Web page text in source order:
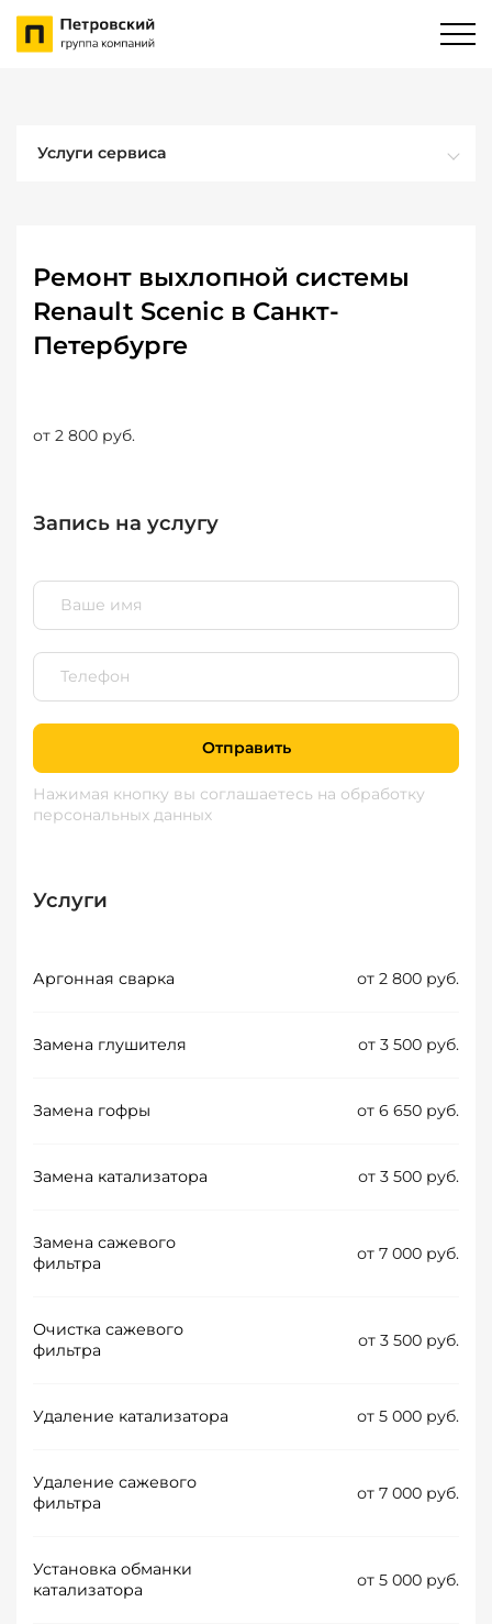
Услуги сервиса
Ремонт выхлопной системы
Renault Scenic в Санкт-
Петербурге
от 2 800 руб.
Запись на услугу
Отправить
Нажимая кнопку вы соглашаетесь на обработку
персональных данных
Услуги
Аргонная сварка от 2 800 руб.
Замена глушителя от 3 500 руб.
Замена гофры от 6 650 руб.
Замена катализатора от 3 500 руб.
Замена сажевого
фильтра
от 7 000 руб.
Очистка сажевого
фильтра
от 3 500 руб.
Удаление катализатора от 5 000 руб.
Удаление сажевого
фильтра
от 7 000 руб.
Установка обманки
катализатора
от 5 000 руб.